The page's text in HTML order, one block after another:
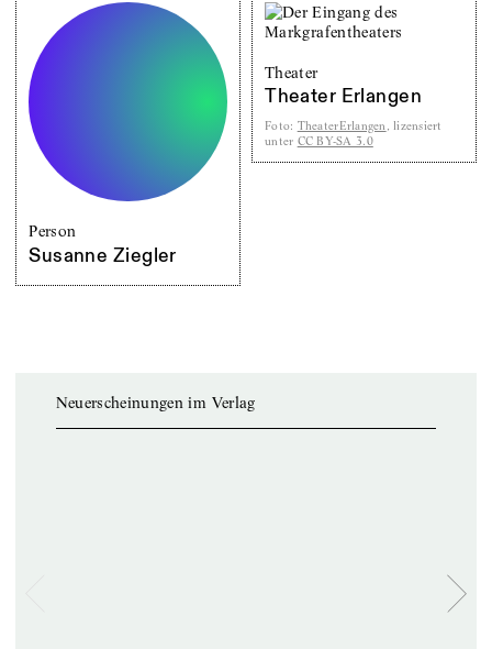
Person
Susanne Ziegler
Theater
Theater Erlangen
Foto: TheaterErlangen
, lizensiert
unter CC BY-SA 3.0
Neuerscheinungen im Verlag